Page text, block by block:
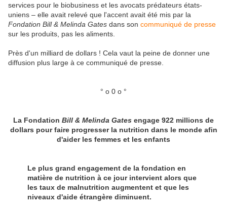
services pour le biobusiness et les avocats prédateurs états-
uniens – elle avait relevé que l'accent avait été mis par la
Fondation Bill & Melinda Gates dans son communiqué de presse
sur les produits, pas les aliments.
Près d'un milliard de dollars ! Cela vaut la peine de donner une
diffusion plus large à ce communiqué de presse.
° o 0 o °
La Fondation Bill & Melinda Gates engage 922 millions de
dollars pour faire progresser la nutrition dans le monde afin
d'aider les femmes et les enfants
Le plus grand engagement de la fondation en
matière de nutrition à ce jour intervient alors que
les taux de malnutrition augmentent et que les
niveaux d'aide étrangère diminuent.